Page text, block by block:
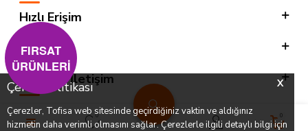
X
Çerez Politikası
Çerezler, Tofisa web sitesinde geçirdiğiniz vaktin ve aldığınız
hizmetin daha verimli olmasını sağlar. Çerezlerle ilgili detaylı bilgi için
0 0
Hızlı Erişim
Sosyal
Adres & İletişim
FIRSAT
ÜRÜNLERİ